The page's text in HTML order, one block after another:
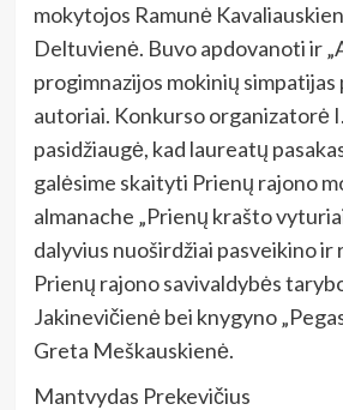
mokytojos Ramunė
Deltuvienė. Buvo apdovanoti ir
progimnazijos mokinių simpatijas
autoriai. Konkurso organizatorė
pasidžiaugė, kad laureatų
galėsime skaityti Prienų rajono
almanache „Prienų krašto
dalyvius nuoširdžiai pasveikino ir
Prienų rajono savivaldybės
Jakinevičienė bei knygyno
Greta Meškauskienė.
Mantvydas Prekevičius